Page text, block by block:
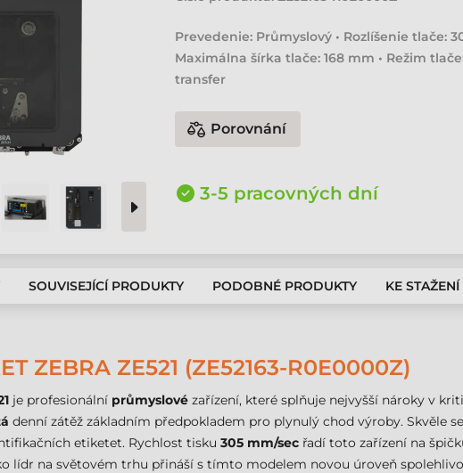
Prevedenie: Průmyslový • Rozlíšenie tlače:
Maximálna šírka tlače: 168 mm • Režim
transfer
Porovnání
3-5 pracovných dní
SOUVISEJÍCÍ PRODUKTY PODOBNÉ PRODUKTY KE STAŽENÍ
ZEBRA ZE521 (ZE52163-R0E0000Z)
je profesionální průmyslové zařízení, které splňuje nejvyšší nároky v
denní zátěž základním předpokladem pro plynulý chod výroby. Skvěle
etiketet. Rychlost tisku 305 mm/sec řadí toto zařízení na
lídr na světovém trhu přináší s tímto modelem novou úroveň